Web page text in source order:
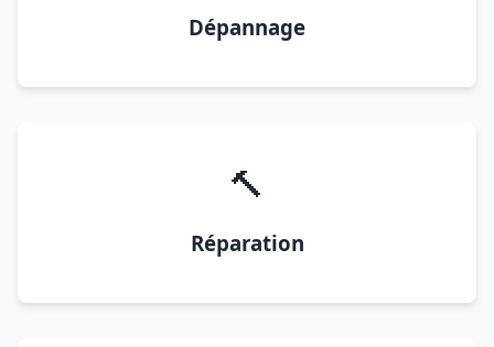
Dépannage
🔨
Réparation